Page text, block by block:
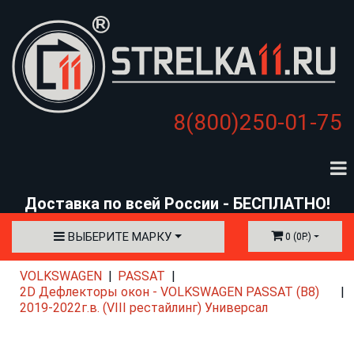
8(800)250-01-75
Доставка по всей России - БЕСПЛАТНО!
ВЫБЕРИТЕ МАРКУ 0 (0Р.)
VOLKSWAGEN
PASSAT
2D Дефлекторы окон - VOLKSWAGEN PASSAT (B8)
2019-2022г.в. (VIII рестайлинг) Универсал